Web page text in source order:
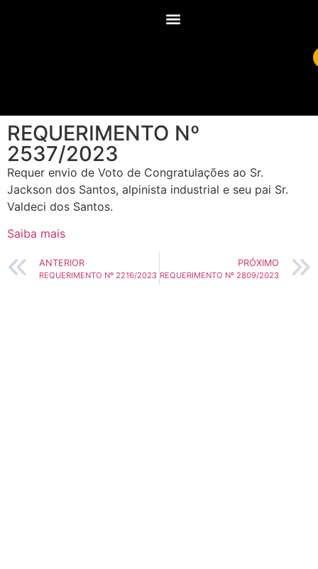
REQUERIMENTO Nº
2537/2023
Requer envio de Voto de Congratulações ao Sr.
Jackson dos Santos, alpinista industrial e seu pai Sr.
Valdeci dos Santos.
Saiba mais
ANTERIOR
REQUERIMENTO Nº 2216/2023
PRÓXIMO
REQUERIMENTO Nº 2809/2023